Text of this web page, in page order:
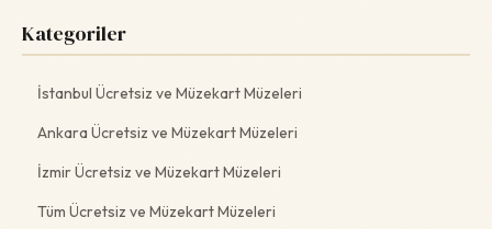
Kategoriler
İstanbul Ücretsiz ve Müzekart Müzeleri
Ankara Ücretsiz ve Müzekart Müzeleri
İzmir Ücretsiz ve Müzekart Müzeleri
Tüm Ücretsiz ve Müzekart Müzeleri